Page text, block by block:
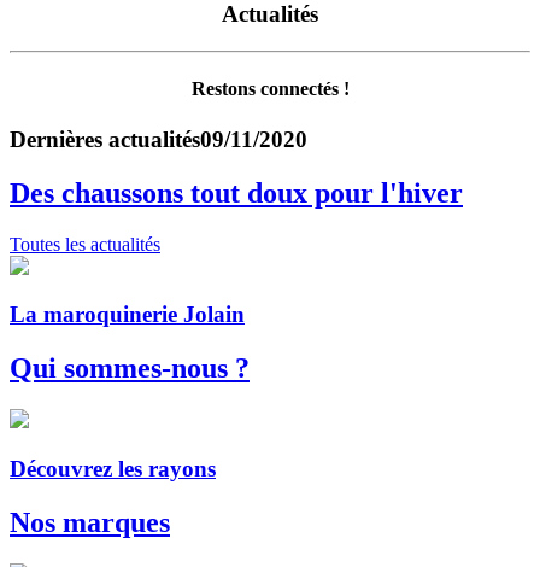
Actualités
Restons connectés !
Dernières actualités09/11/2020
Des chaussons tout doux pour l'hiver
Toutes les actualités
La maroquinerie Jolain
Qui sommes-nous ?
Découvrez les rayons
Nos marques